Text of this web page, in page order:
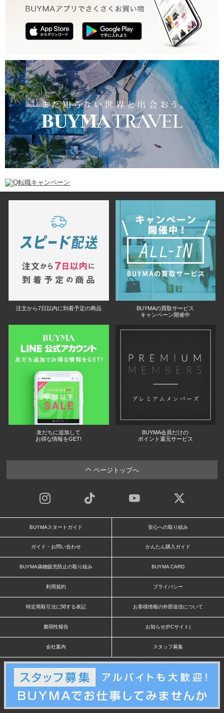
注文から7日以内に到着予定の商品
BUYMAの買取サービス
キャンペーン開催中
友だちに追加して
お得な情報をGET!
BUYMA会員だけの
ポイント還元サービス
ページトップへ
BUYMAスタートガイド 安心への取り組み
ガイド・お問い合わせ かんたん購入ガイド
BUYMA偽物販売防止の取り組み BUYMA CARD
利用規約 プライバシー
特定商取引法に関する表記 お客様情報の外部送信について
脆弱性報告 お知らせ(PCサイト)
会社案内 スタッフ募集